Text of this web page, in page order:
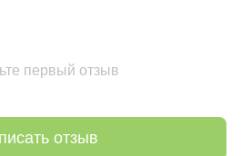
первый отзыв
отзыв